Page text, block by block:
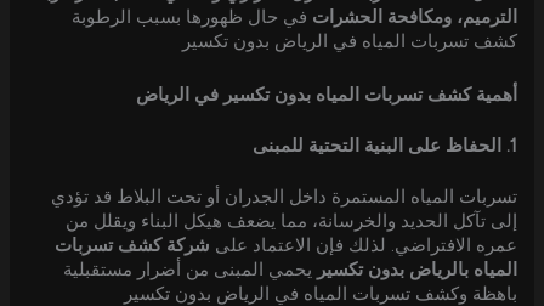
الترميم، ومكافحة الحشرات في حال ظهورها بسبب الرطوبة
كشف تسربات المياه في الرياض بدون تكسير
أهمية كشف تسربات المياه بدون تكسير في الرياض
1. الحفاظ على البنية التحتية للمبنى
تسربات المياه المستمرة داخل الجدران أو تحت البلاط قد تؤدي
إلى تآكل الحديد والخرسانة، مما يضعف هيكل البناء ويقلل من
عمره الافتراضي. لذلك فإن الاعتماد على شركة كشف تسربات
المياه بالرياض بدون تكسير يحمي المبنى من أضرار مستقبلية
باهظة وكشف تسربات المياه في الرياض بدون تكسير